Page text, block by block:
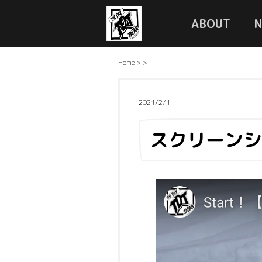
ABOUT
Home > >
2021/2/1
スクリーン